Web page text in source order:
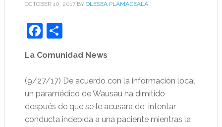
OCTOBER 10, 2017BY OLESEA PLAMADEALA
Facebook
Share
La Comunidad News
(9/27/17) De acuerdo con la información local,
un paramédico de Wausau ha dimitido
después de que se le acusara de intentar
conducta indebida a una paciente mientras la